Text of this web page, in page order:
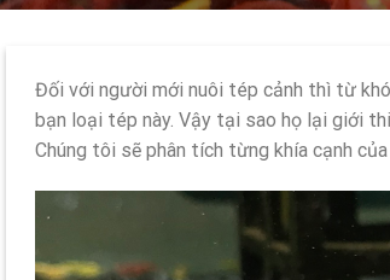
Đối với người mới nuôi tép cảnh thì từ
bạn loại tép này. Vậy tại sao họ lại giới
Chúng tôi sẽ phân tích từng khía cạnh